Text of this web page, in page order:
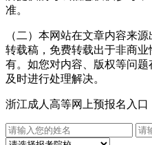
准。
（二）本网站在文章内容来
转载稿，免费转载出于非商
有。如您对内容、版权等问
及时进行处理解决。
浙江成人高等网上预报名入口